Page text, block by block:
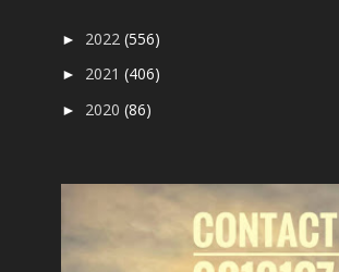
► 2022(556)
► 2021(406)
► 2020(86)